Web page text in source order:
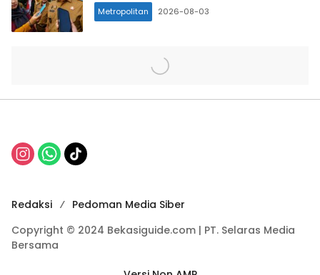
Metropolitan 2026-08-03
Redaksi
Pedoman Media Siber
Copyright © 2024 Bekasiguide.com | PT. Selaras Media
Bersama